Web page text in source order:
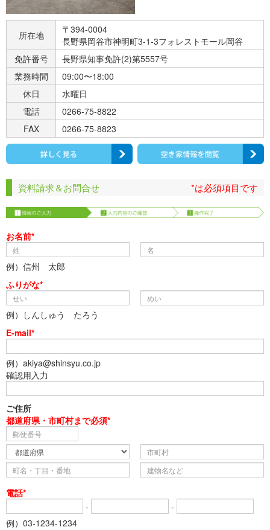
所在地
〒394-0004
長野県岡谷市神明町3-1-3フォレストモール岡谷
免許番号
長野県知事免許(2)第5557号
業務時間
09:00〜18:00
休日
水曜日
電話
0266-75-8822
FAX
0266-75-8823
資料請求＆お問合せ *は必須項目です
お名前*
例）信州 太郎
ふりがな*
例）しんしゅう たろう
E-mail*
例）akiya@shinsyu.co.jp
確認用入力
ご住所
都道府県・市町村まで必須*
電話*
-
-
例）03-1234-1234